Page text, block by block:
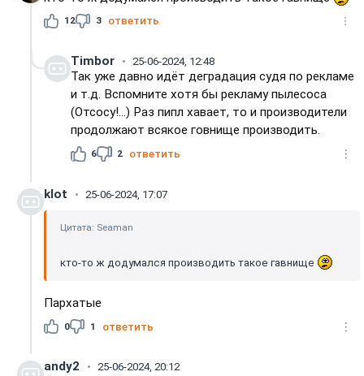
12 3 ответить
Timbor 25-06-2024, 12:48
Так уже давно идёт деградация судя по рекламе
и т.д. Вспомните хотя бы рекламу пылесоса
(Отсосу!...) Раз пипл хавает, то и производители
продолжают всякое говнище производить.
6 2 ответить
klot 25-06-2024, 17:07
Цитата: Seaman
кто-то ж додумался производить такое гавнище
Пархатые
0 1 ответить
andy2 25-06-2024, 20:12